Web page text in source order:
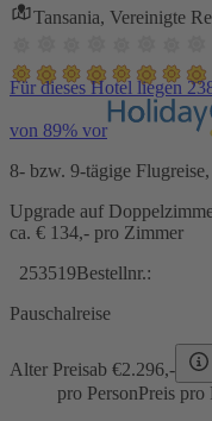
Tansania, Vereinigte
Für dieses Hotel liegen
von 89% vor
8- bzw. 9-tägige
Upgrade auf
ca. € 134,- pro Zimmer
253519Bestellnr.:
Pauschalreise
Alter Preisab €2.296,-
pro PersonPreis pro